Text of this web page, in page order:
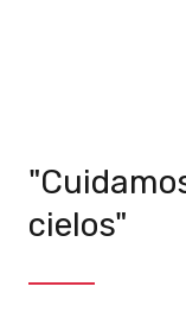
cielos"